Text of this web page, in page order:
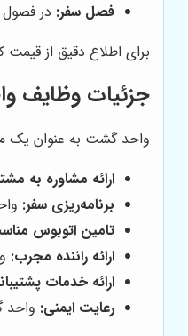
فصل سفر: در فصول
برای اطلاع دقیق از
جزئیات وظایف
واحد گشت به عنوان یک
ارائه مشاوره به
برنامه‌ریزی سفر:
تامین اتوبوس
ارائه راننده مجرب:
ارائه خدمات
رعایت ایمنی: واحد